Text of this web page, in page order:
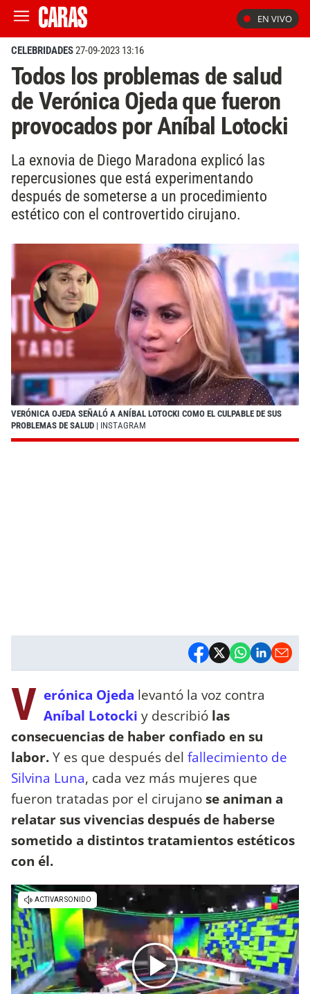
EN VIVO
CELEBRIDADES27-09-2023 13:16
Todos los problemas de salud
de Verónica Ojeda que fueron
provocados por Aníbal Lotocki
La exnovia de Diego Maradona explicó las
repercusiones que está experimentando
después de someterse a un procedimiento
estético con el controvertido cirujano.
VERÓNICA OJEDA SEÑALÓ A ANÍBAL LOTOCKI COMO EL CULPABLE DE SUS
PROBLEMAS DE SALUD | INSTAGRAM
V erónica Ojeda levantó la voz contra
Aníbal Lotocki y describió las
consecuencias de haber confiado en su
labor.Y es que después del fallecimiento de
Silvina Luna, cada vez más mujeres que
fueron tratadas por el cirujanose animan a
relatar sus vivencias después de haberse
sometido a distintos tratamientos estéticos
con él.